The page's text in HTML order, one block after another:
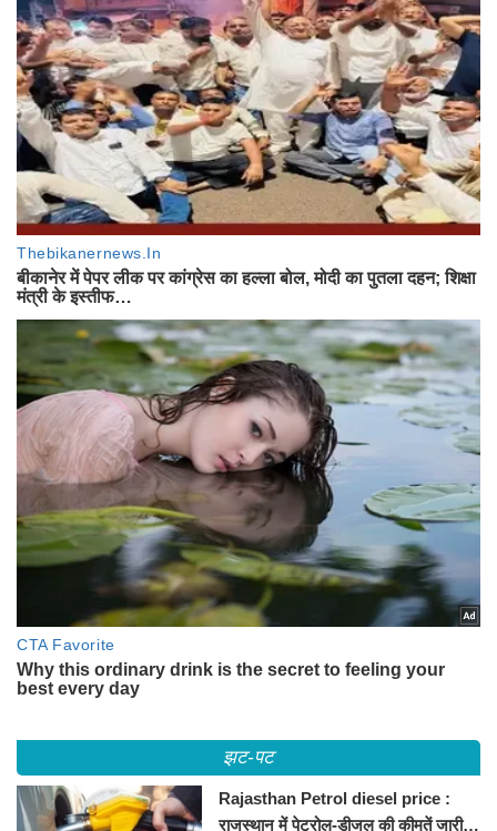
झट-पट
Rajasthan Petrol diesel price :
राजस्थान में पेट्रोल-डीजल की कीमतें जारी,